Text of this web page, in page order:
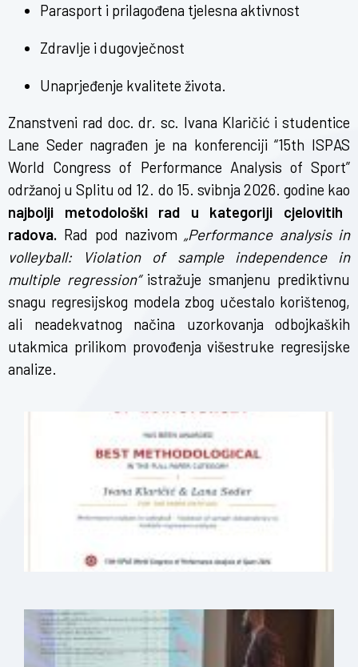
Parasport i prilagođena tjelesna aktivnost
Zdravlje i dugovječnost
Unaprjeđenje kvalitete života.
Znanstveni rad doc. dr. sc. Ivana Klaričić i studentice
Lane Seder nagrađen je na konferenciji “15th ISPAS
World Congress of Performance Analysis of Sport”
održanoj u Splitu od 12. do 15. svibnja 2026. godine kao
najbolji metodološki rad u kategoriji cjelovitih
radova. Rad pod nazivom „Performance analysis in
volleyball: Violation of sample independence in
multiple regression“istražuje smanjenu prediktivnu
snagu regresijskog modela zbog učestalo korištenog,
ali neadekvatnog načina uzorkovanja odbojkaških
utakmica prilikom provođenja višestruke regresijske
analize.